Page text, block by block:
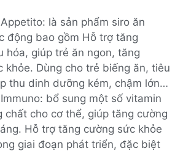
là sản phẩm siro ăn
động bao gồm Hỗ trợ tăng
hóa, giúp trẻ ăn ngon, tăng
khỏe. Dùng cho trẻ biếng ăn, tiêu
thu dinh dưỡng kém, chậm lớn…
bổ sung một số vitamin
chất cho cơ thể, giúp tăng cường
Hỗ trợ tăng cường sức khỏe
giai đoạn phát triển, đặc biệt